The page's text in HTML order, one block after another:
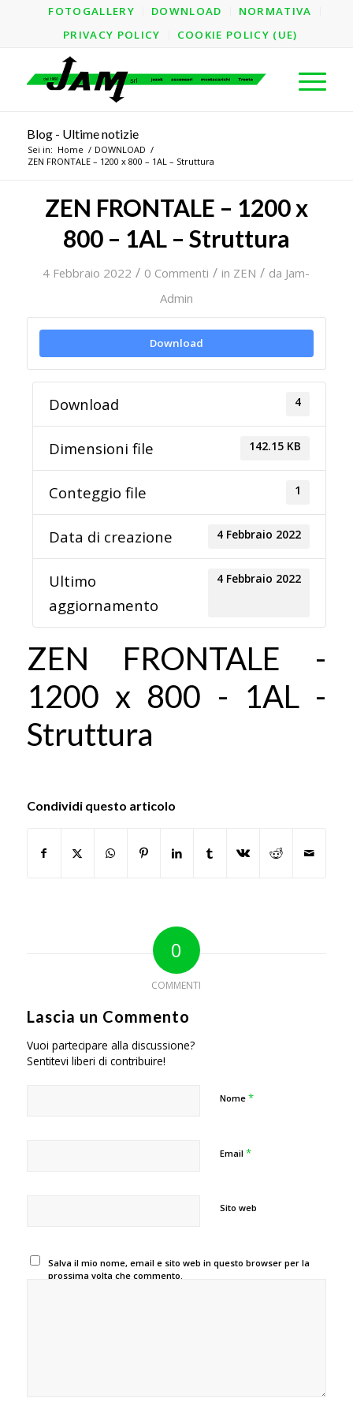
FOTOGALLERY DOWNLOAD
NORMATIVA
PRIVACY POLICY
COOKIE POLICY (UE)
Blog - Ultime notizie
Sei in: Home / DOWNLOAD /
ZEN FRONTALE – 1200 x 800 – 1AL – Struttura
ZEN FRONTALE – 1200 x
800 – 1AL – Struttura
4 Febbraio 2022 / 0 Commenti / in ZEN / da Jam-
Admin
Download
Download 4
Dimensioni file 142.15 KB
Conteggio file 1
Data di creazione 4 Febbraio 2022
Ultimo
aggiornamento
4 Febbraio 2022
ZEN FRONTALE -
1200 x 800 - 1AL -
Struttura
Condividi questo articolo
0
COMMENTI
Lascia un Commento
Vuoi partecipare alla discussione?
Sentitevi liberi di contribuire!
Nome *
Email *
Sito web
Salva il mio nome, email e sito web in questo browser per la
prossima volta che commento.